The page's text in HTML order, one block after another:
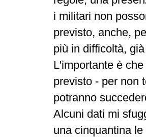
i militari non
previsto, anche,
più in difficoltà,
L'importante è
previsto - per non
potranno
Alcuni dati mi
una cinquantina